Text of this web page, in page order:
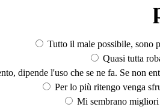
Tutto il male possibile, sono
Quasi tutta
dipende l'uso che se ne fa. Se non
Per lo più ritengo venga
Mi sembrano